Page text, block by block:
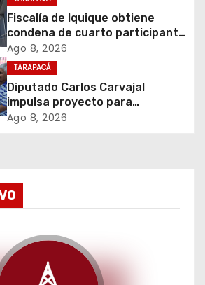
Fiscalía de Iquique obtiene
condena de cuarto participante
en violento asalto a
comerciante
Ago 8, 2026
TARAPACÁ
Diputado Carlos Carvajal
impulsa proyecto para
homenajear en vida al campeón
Ago 8, 2026